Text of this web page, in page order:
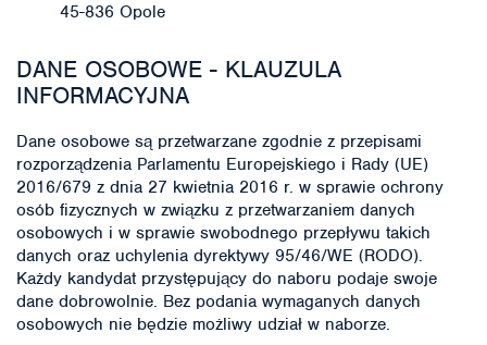
45-836 Opole
DANE OSOBOWE - KLAUZULA
INFORMACYJNA
Dane osobowe są przetwarzane zgodnie z przepisami
rozporządzenia Parlamentu Europejskiego i Rady (UE)
2016/679 z dnia 27 kwietnia 2016 r. w sprawie ochrony
osób fizycznych w związku z przetwarzaniem danych
osobowych i w sprawie swobodnego przepływu takich
danych oraz uchylenia dyrektywy 95/46/WE (RODO).
Każdy kandydat przystępujący do naboru podaje swoje
dane dobrowolnie. Bez podania wymaganych danych
osobowych nie będzie możliwy udział w naborze.